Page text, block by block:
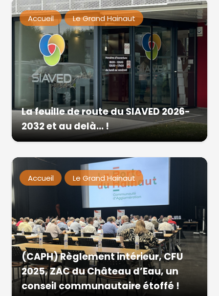
Accueil Le Grand Hainaut
La feuille de route du SIAVED 2026-
2032 et au delà… !
Accueil Le Grand Hainaut
(CAPH) Règlement intérieur, CFU
2025, ZAC du Château d’Eau, un
conseil communautaire étoffé !